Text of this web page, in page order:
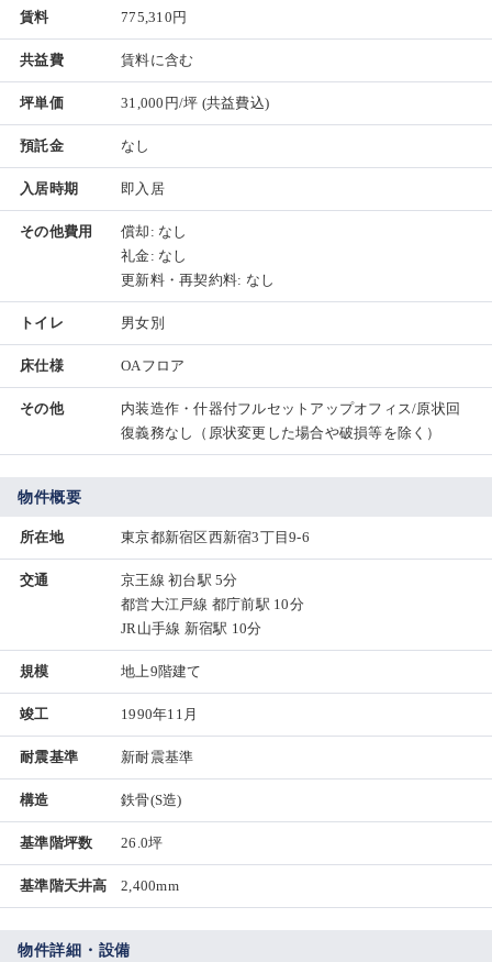
賃料 775,310円
共益費 賃料に含む
坪単価 31,000円/坪 (共益費込)
預託金 なし
入居時期 即入居
その他費用
償却: なし
礼金: なし
更新料・再契約料: なし
トイレ 男女別
床仕様 OAフロア
その他
内装造作・什器付フルセットアップオフィス/原状回
復義務なし（原状変更した場合や破損等を除く）
物件概要
所在地 東京都新宿区西新宿3丁目9-6
交通
京王線 初台駅 5分
都営大江戸線 都庁前駅 10分
JR山手線 新宿駅 10分
規模 地上9階建て
竣工 1990年11月
耐震基準 新耐震基準
構造 鉄骨(S造)
基準階坪数 26.0坪
基準階天井高 2,400mm
物件詳細・設備